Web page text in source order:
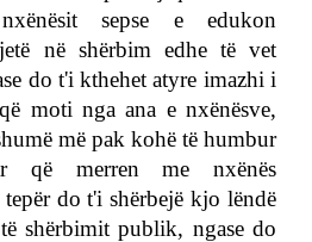
sepse e edukon
në shërbim edhe të vet
do t'i kthehet atyre imazhi i
moti nga ana e nxënësve,
më pak kohë të humbur
që merren me nxënës
do t'i shërbejë kjo lëndë
shërbimit publik, ngase do